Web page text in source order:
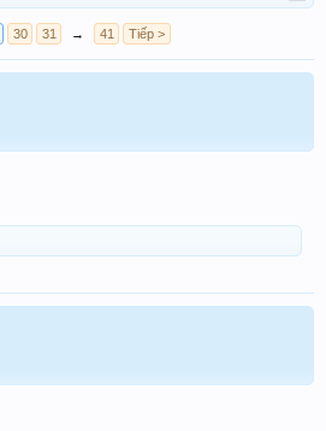
30 31 → 41 Tiếp >